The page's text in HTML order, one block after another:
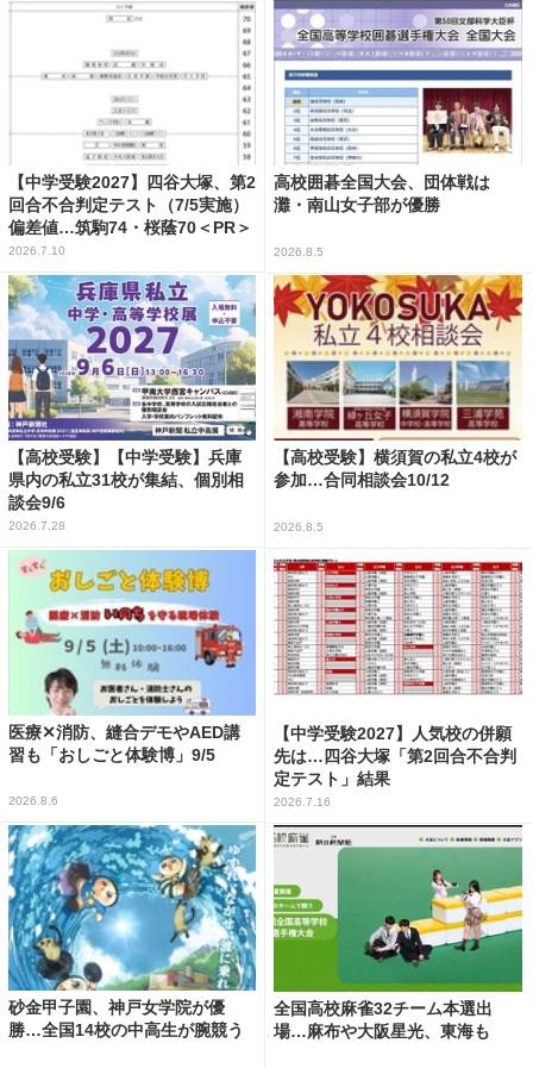
【中学受験2027】四谷大塚、第2
回合不合判定テスト（7/5実施）
偏差値…筑駒74・桜蔭70＜PR＞
2026.7.10
高校囲碁全国大会、団体戦は
灘・南山女子部が優勝
2026.8.5
【高校受験】【中学受験】兵庫
県内の私立31校が集結、個別相
談会9/6
2026.7.28
【高校受験】横須賀の私立4校が
参加…合同相談会10/12
2026.8.5
医療✕消防、縫合デモやAED講
習も「おしごと体験博」9/5
2026.8.6
【中学受験2027】人気校の併願
先は…四谷大塚「第2回合不合判
定テスト」結果
2026.7.16
砂金甲子園、神戸女学院が優
勝…全国14校の中高生が腕競う
全国高校麻雀32チーム本選出
場…麻布や大阪星光、東海も